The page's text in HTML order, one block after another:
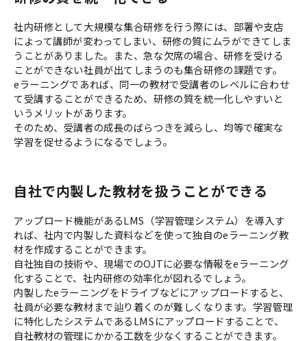
社内研修として大規模な集合研修を行う際には、部署や支店
によって講師が変わってしまい、研修の質にムラができてしま
うことがありました。また、急な欠席の場合、研修を受ける
ことができない社員が出てしまうのも集合研修の課題です。
eラーニングであれば、同一の教材で受講者のレベルに合わせ
て受講することができるため、研修の質を統一化しやすいと
いうメリットがあります。
そのため、受講者の成長のばらつきを減らし、均等で確実な
学習を促せるようになるでしょう。
自社で内製した教材を扱うことができる
アップロード機能があるLMS（学習管理システム）を導入す
れば、社内で内製した資料などを使って独自のeラーニング教
材を作成することができます。
自社独自の技術や、現場でのOJTに必要な情報をeラーニング
化することで、社内研修の効率化が図れるでしょう。
内製したeラーニングをドライブなどにアップロードすると、
社員が必要な教材まで辿り着くのが難しくなります。学習管理
に特化したシステムであるLMSにアップロードすることで、
自社教材の管理にかかる工数を少なくすることができます。